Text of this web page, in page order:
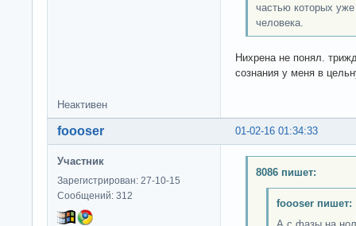
частью которых
человека.
Нихрена не понял.
сознания у меня в
Неактивен
01-02-16 01:34:33
foooser
Участник
Зарегистрирован: 27-10-15
Сообщений: 312
8086 пишет:
foooser пишет: